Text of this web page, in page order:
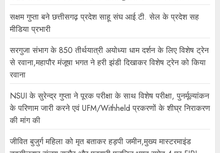
सक्षम गुप्ता बने छत्तीसगढ़ प्रदेश साहू संघ आई.टी. सेल के प्रदेश सह
मीडिया प्रभारी
सरगुजा संभाग के 850 तीर्थयात्री अयोध्या धाम दर्शन के लिए विशेष ट्रेन
से रवाना,महापौर मंजूषा भगत ने हरी झंडी दिखाकर विशेष ट्रेन को किया
रवाना
NSUI के सुरेन्द्र गुप्ता ने पूरक परीक्षा के साथ विशेष परीक्षा, पुनर्मूल्यांकन
के परिणाम जारी करने एवं UFM/Withheld प्रकरणों के शीघ्र निराकरण
की मांग की
जीवित बुजुर्ग महिला को मृत बताकर हड़पी जमीन,मुख्य मास्टरमाइंड